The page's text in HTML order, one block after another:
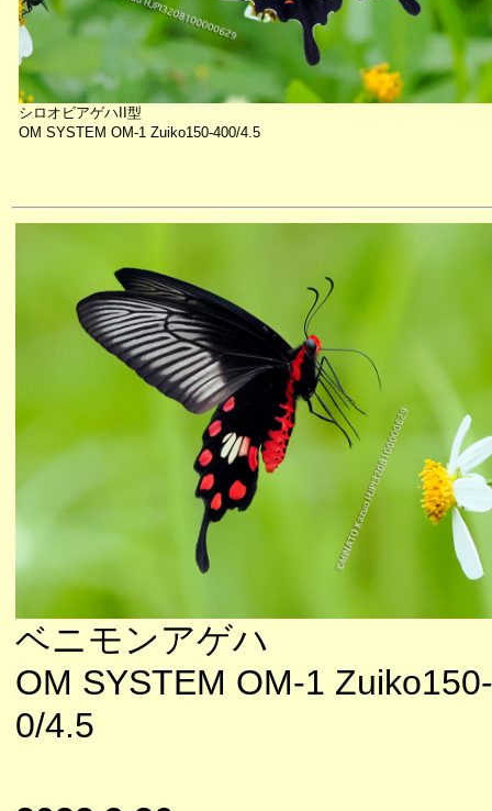
シロオビアゲハII型
OM SYSTEM OM-1 Zuiko150-400/4.5
ベニモンアゲハ
OM SYSTEM OM-1
0/4.5